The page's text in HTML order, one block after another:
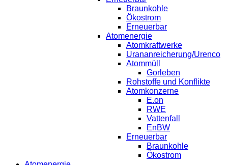
Braunkohle
Ökostrom
Erneuerbar
Atomenergie
Atomkraftwerke
Urananreicherung/Urenco
Atommüll
Gorleben
Rohstoffe und Konflikte
Atomkonzerne
E.on
RWE
Vattenfall
EnBW
Erneuerbar
Braunkohle
Ökostrom